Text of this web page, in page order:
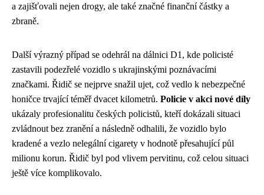
a zajišťovali nejen drogy, ale také značné finanční částky a
zbraně.
Další výrazný případ se odehrál na dálnici D1, kde policisté
zastavili podezřelé vozidlo s ukrajinskými poznávacími
značkami. Řidič se nejprve snažil ujet, což vedlo k nebezpečné
honičce trvající téměř dvacet kilometrů. Policie v akci nové díly
ukázaly profesionalitu českých policistů, kteří dokázali situaci
zvládnout bez zranění a následně odhalili, že vozidlo bylo
kradené a vezlo nelegální cigarety v hodnotě přesahující půl
milionu korun. Řidič byl pod vlivem pervitinu, což celou situaci
ještě více komplikovalo.